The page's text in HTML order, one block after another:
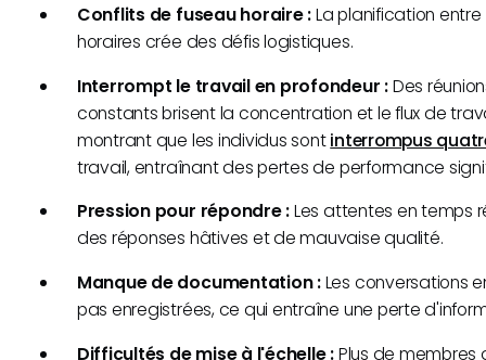
Conflits de fuseau horaire :La planification
horaires crée des défis logistiques.
Interrompt le travail en profondeur :Des
constants brisent la concentration et le flux de
montrant que les individus sontinterrompus
travail, entraînant des pertes de performance
Pression pour répondre :Les attentes en temps
des réponses hâtives et de mauvaise qualité.
Manque de documentation :Les conversations
pas enregistrées, ce qui entraîne une perte
Difficultés de mise à l'échelle :Plus de membres